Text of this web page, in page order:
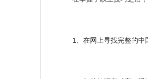
1、在网上寻找完整的中